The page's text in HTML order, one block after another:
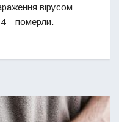
вірусом
– померли.